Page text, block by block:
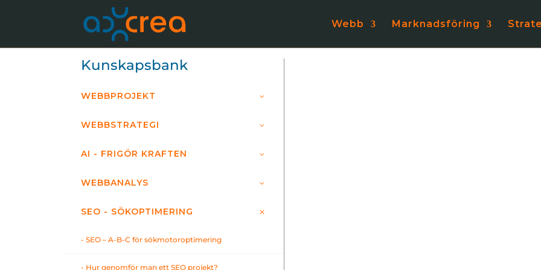
Webb Marknadsföring
Kunskapsbank
WEBBPROJEKT
WEBBSTRATEGI
AI - FRIGÖR KRAFTEN
WEBBANALYS
SEO - SÖKOPTIMERING
- SEO – A-B-C för sökmotoroptimering
- Hur genomför man ett SEO projekt?